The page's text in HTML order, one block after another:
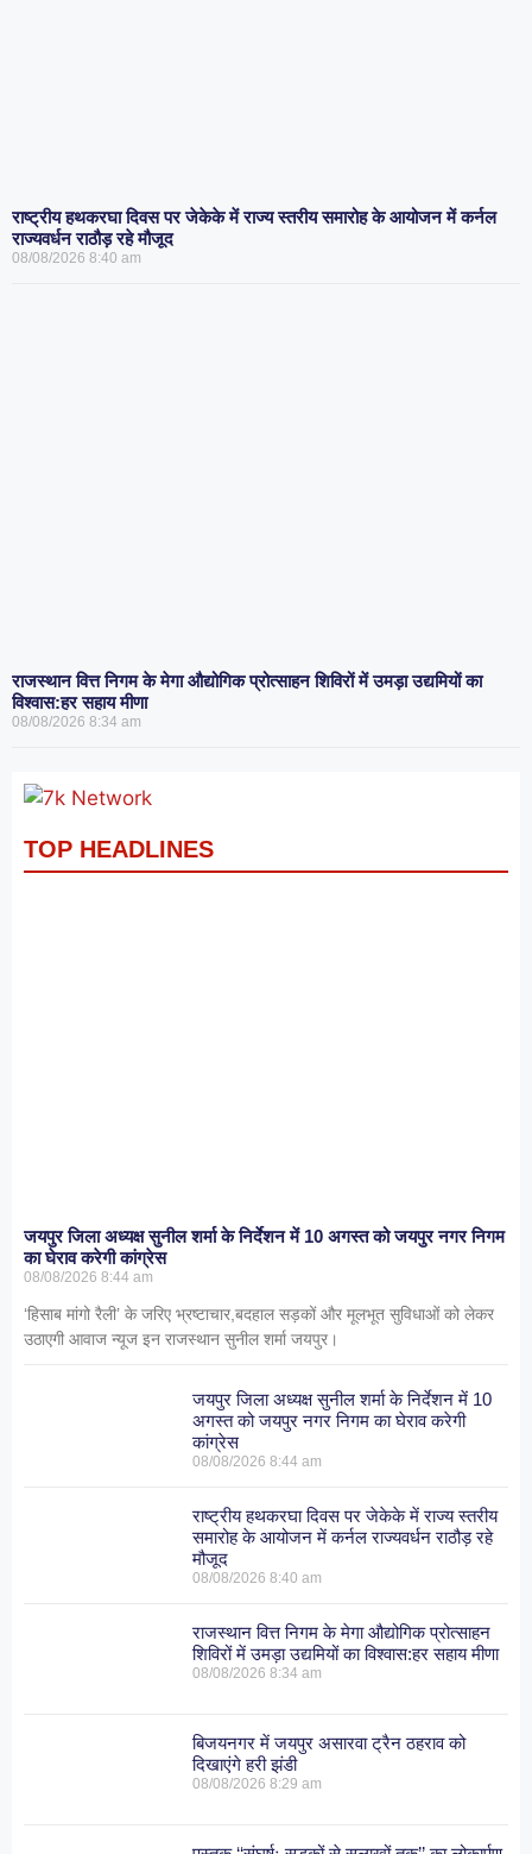
राष्ट्रीय हथकरघा दिवस पर जेकेके में राज्य स्तरीय समारोह के आयोजन में कर्नल
राज्यवर्धन राठौड़ रहे मौजूद
08/08/2026 8:40 am
राजस्थान वित्त निगम के मेगा औद्योगिक प्रोत्साहन शिविरों में उमड़ा उद्यमियों का
विश्वास:हर सहाय मीणा
08/08/2026 8:34 am
TOP HEADLINES
जयपुर जिला अध्यक्ष सुनील शर्मा के निर्देशन में 10 अगस्त को जयपुर नगर निगम
का घेराव करेगी कांग्रेस
08/08/2026 8:44 am
‘हिसाब मांगो रैली’ के जरिए भ्रष्टाचार,बदहाल सड़कों और मूलभूत सुविधाओं को लेकर
उठाएगी आवाज न्यूज इन राजस्थान सुनील शर्मा जयपुर।
जयपुर जिला अध्यक्ष सुनील शर्मा के निर्देशन में 10
अगस्त को जयपुर नगर निगम का घेराव करेगी
कांग्रेस
08/08/20268:44 am
राष्ट्रीय हथकरघा दिवस पर जेकेके में राज्य स्तरीय
समारोह के आयोजन में कर्नल राज्यवर्धन राठौड़ रहे
मौजूद
08/08/20268:40 am
राजस्थान वित्त निगम के मेगा औद्योगिक प्रोत्साहन
शिविरों में उमड़ा उद्यमियों का विश्वास:हर सहाय मीणा
08/08/20268:34 am
बिजयनगर में जयपुर असारवा ट्रैन ठहराव को
दिखाएंगे हरी झंडी
08/08/20268:29 am